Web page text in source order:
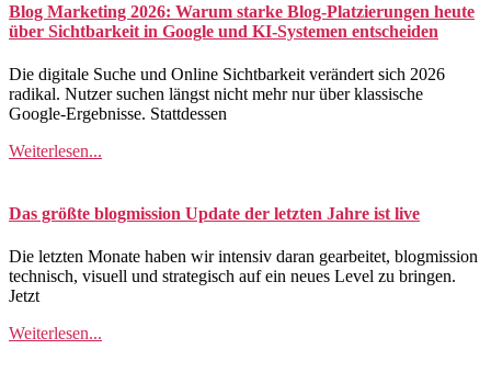
Blog Marketing 2026: Warum starke Blog-Platzierungen heute
über Sichtbarkeit in Google und KI-Systemen entscheiden
Die digitale Suche und Online Sichtbarkeit verändert sich 2026
radikal. Nutzer suchen längst nicht mehr nur über klassische
Google-Ergebnisse. Stattdessen
Weiterlesen...
Das größte blogmission Update der letzten Jahre ist live
Die letzten Monate haben wir intensiv daran gearbeitet, blogmission
technisch, visuell und strategisch auf ein neues Level zu bringen.
Jetzt
Weiterlesen...